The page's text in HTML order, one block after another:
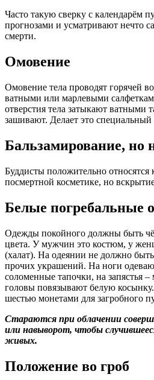
Часто такую сверку с календарём
прогнозами и усматривают нечто
смерти.
Омовение
Омовение тела проводят горячей
ватными или марлевыми
отверстия тела затыкают ватными
зашивают. Делает это специальный
Бальзамирование, но
Буддисты положительно относятся
посмертной косметике, но
Белые погребальные
Одежды покойного должны быть
цвета. У мужчин это костюм, у
(халат). На одеянии не должно
прочих украшений. На ноги
соломенные тапочки, на запястья
головы повязывают белую
шестью монетами для загробного
Стараются при облачении
или навыворот, чтобы
живых.
Положение во гроб